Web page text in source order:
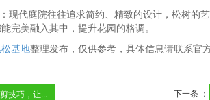
现代庭院往往追求简约、精致的设计，松树的
完美融入其中，提升花园的格调。
基地整理发布，仅供参考，具体信息请联系官
技巧，让... 下一条 ：